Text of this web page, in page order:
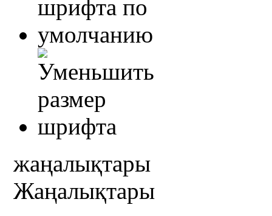
жаңалықтары
Жаңалықтары